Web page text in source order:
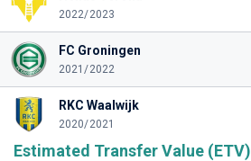
2022/2023
FC Groningen
2021/2022
RKC Waalwijk
2020/2021
Estimated Transfer Value (ETV)